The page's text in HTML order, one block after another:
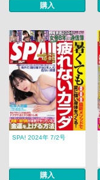
購入
SPA! 2024年 7/2号
購入